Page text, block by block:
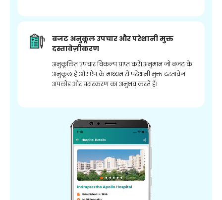
बजट अनुकूल उपचार और परेशानी मुक्त
दस्तावेज़ीकरण
अनुकूलित उपचार विकल्प प्राप्त करें। अनुमान जो बजट के
अनुकूल हैं और ऐप के माध्यम से परेशानी मुक्त दस्तावेज
अपलोड और प्रसंस्करण का अनुभव करते हैं।